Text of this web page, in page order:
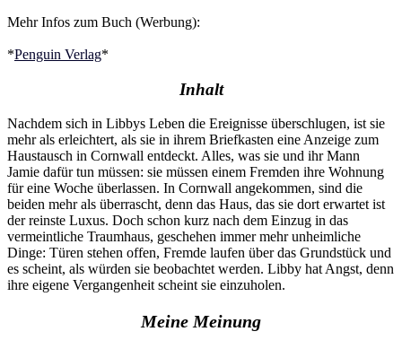
Mehr Infos zum Buch (Werbung):
*Penguin Verlag*
Inhalt
Nachdem sich in Libbys Leben die Ereignisse überschlugen, ist sie
mehr als erleichtert, als sie in ihrem Briefkasten eine Anzeige zum
Haustausch in Cornwall entdeckt. Alles, was sie und ihr Mann
Jamie dafür tun müssen: sie müssen einem Fremden ihre Wohnung
für eine Woche überlassen. In Cornwall angekommen, sind die
beiden mehr als überrascht, denn das Haus, das sie dort erwartet ist
der reinste Luxus. Doch schon kurz nach dem Einzug in das
vermeintliche Traumhaus, geschehen immer mehr unheimliche
Dinge: Türen stehen offen, Fremde laufen über das Grundstück und
es scheint, als würden sie beobachtet werden. Libby hat Angst, denn
ihre eigene Vergangenheit scheint sie einzuholen.
Meine Meinung